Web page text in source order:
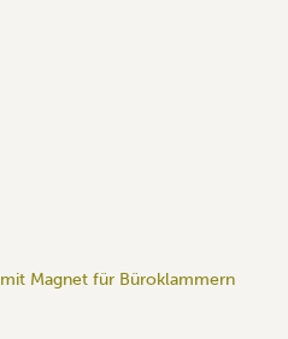
Magnet für Büroklammern